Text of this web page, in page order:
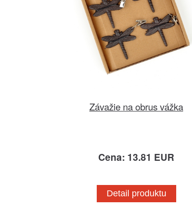
Závažie na obrus vážka
Cena: 13.81 EUR
Detail produktu